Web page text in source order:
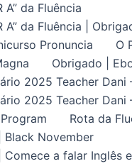
A” da Fluência
A” da Fluência |
Pronuncia
O
Obrigado |
2025 Teacher Dani
2025 Teacher Dani
Rota da
Black November
a falar Inglês